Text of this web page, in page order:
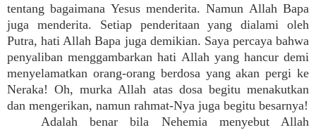
tentang bagaimana Yesus menderita. Namun Allah Bapa
juga menderita. Setiap penderitaan yang dialami oleh
Putra, hati Allah Bapa juga demikian. Saya percaya bahwa
penyaliban menggambarkan hati Allah yang hancur demi
menyelamatkan orang-orang berdosa yang akan pergi ke
Neraka! Oh, murka Allah atas dosa begitu menakutkan
dan mengerikan, namun rahmat-Nya juga begitu besarnya!
Adalah benar bila Nehemia menyebut Allah